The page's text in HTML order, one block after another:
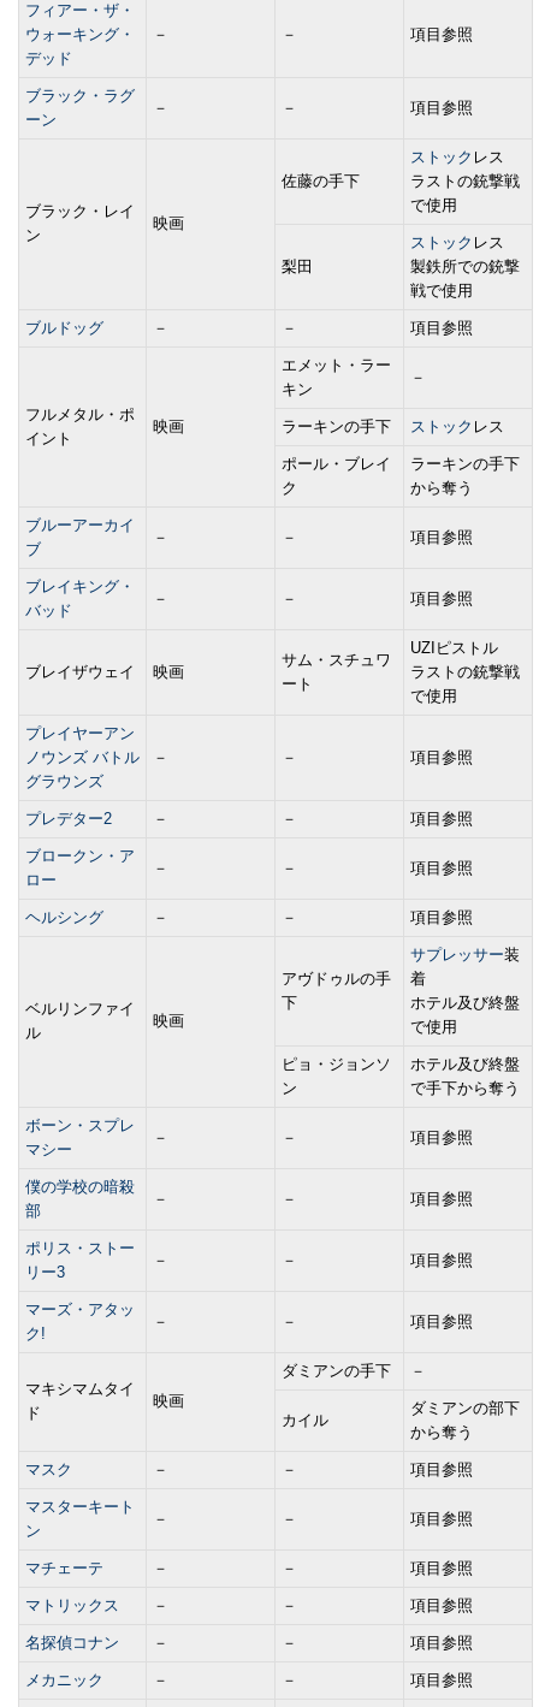
フィアー・ザ・
ウォーキング・
デッド
－ － 項目参照
ブラック・ラグ
ーン
－ － 項目参照
ブラック・レイ
ン
映画
佐藤の手下
ストック レス
ラストの銃撃戦
で使用
梨田
ストック レス
製鉄所での銃撃
戦で使用
ブルドッグ － － 項目参照
フルメタル・ポ
イント
映画
エメット・ラー
キン
－
ラーキンの手下 ストック レス
ポール・ブレイ
ク
ラーキンの手下
から奪う
ブルーアーカイ
ブ
－ － 項目参照
ブレイキング・
バッド
－ － 項目参照
ブレイザウェイ 映画
サム・スチュワ
ート
UZIピストル
ラストの銃撃戦
で使用
プレイヤーアン
ノウンズ バトル
グラウンズ
－ － 項目参照
プレデター2 － － 項目参照
ブロークン・ア
ロー
－ － 項目参照
ヘルシング － － 項目参照
ベルリンファイ
ル
映画
アヴドゥルの手
下
サプレッサー装
着
ホテル及び終盤
で使用
ピョ・ジョンソ
ン
ホテル及び終盤
で手下から奪う
ボーン・スプレ
マシー
－ － 項目参照
僕の学校の暗殺
部
－ － 項目参照
ポリス・ストー
リー3
－ － 項目参照
マーズ・アタッ
ク!
－ － 項目参照
マキシマムタイ
ド
映画
ダミアンの手下 －
カイル
ダミアンの部下
から奪う
マスク － － 項目参照
マスターキート
ン
－ － 項目参照
マチェーテ － － 項目参照
マトリックス － － 項目参照
名探偵コナン － － 項目参照
メカニック － － 項目参照